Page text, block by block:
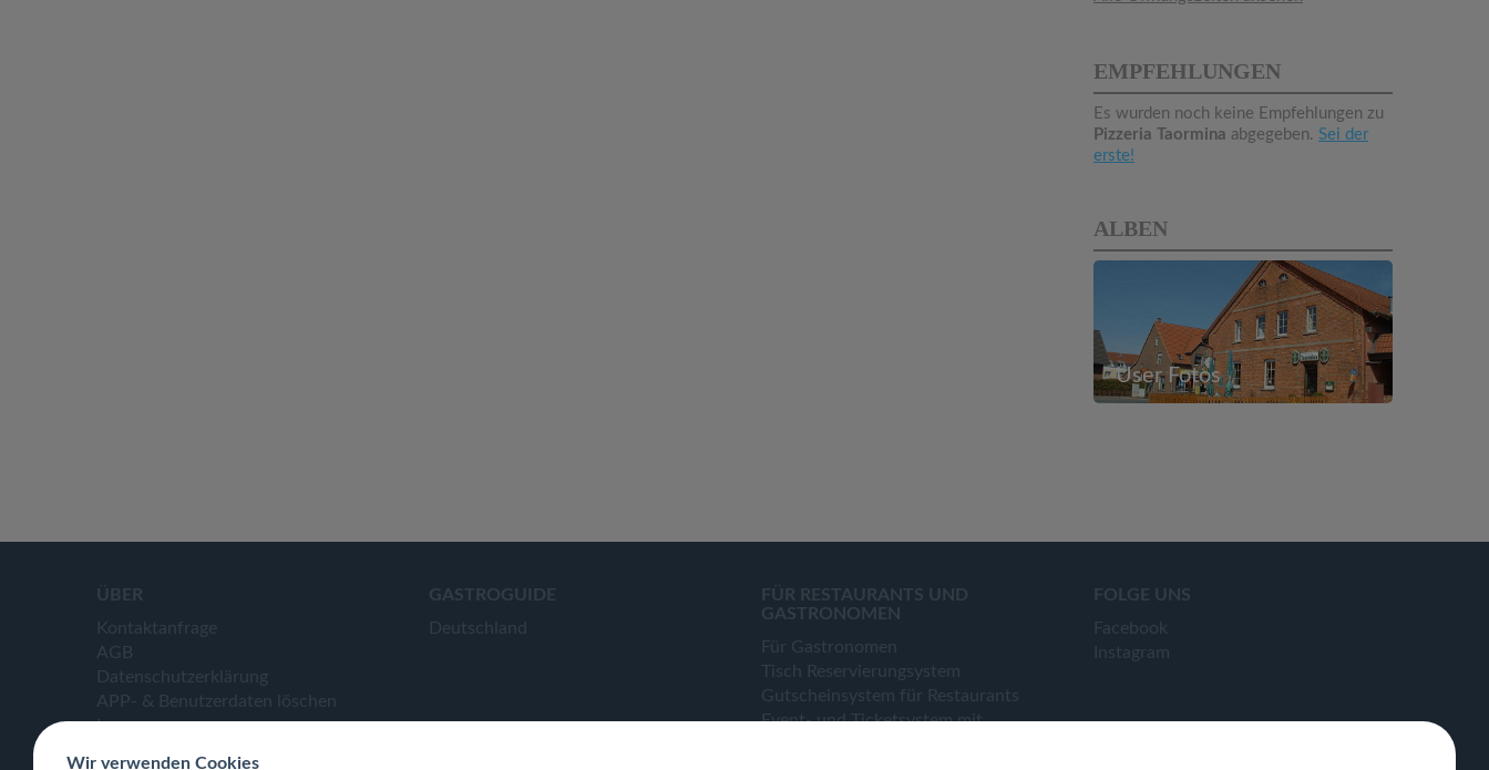
EMPFEHLUNGEN
Es wurden noch keine Empfehlungen zu
Pizzeria Taormina abgegeben. Sei der
erste!
ALBEN
User Fotos
ÜBER
Kontaktanfrage
AGB
Datenschutzerklärung
APP- & Benutzerdaten löschen
Impressum
GASTROGUIDE
Deutschland
FÜR RESTAURANTS UND
GASTRONOMEN
Für Gastronomen
Tisch Reservierungsystem
Gutscheinsystem für Restaurants
Event- und Ticketsystem mit
FOLGE UNS
Facebook
Instagram
Wir verwenden Cookies